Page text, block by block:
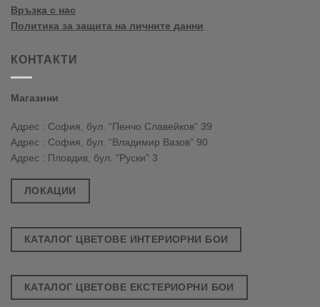
Връзка с нас
Политика за защита на личните данни
КОНТАКТИ
Магазини
Адрес : София, бул. “Пенчо Славейков” 39
Адрес : София, бул. “Владимир Вазов” 90
Адрес : Пловдив, бул. "Руски" 3
ЛОКАЦИИ
КАТАЛОГ ЦВЕТОВЕ ИНТЕРИОРНИ БОИ
КАТАЛОГ ЦВЕТОВЕ ЕКСТЕРИОРНИ БОИ